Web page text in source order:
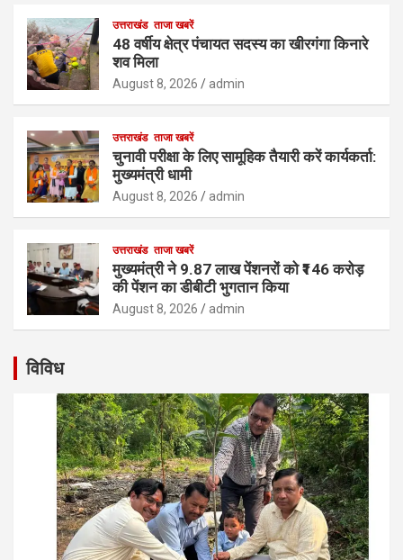
उत्तराखंड ताजा खबरें
48 वर्षीय क्षेत्र पंचायत सदस्य का खीरगंगा किनारे
शव मिला
August 8, 2026 admin
उत्तराखंड ताजा खबरें
चुनावी परीक्षा के लिए सामूहिक तैयारी करें कार्यकर्ता:
मुख्यमंत्री धामी
August 8, 2026 admin
उत्तराखंड ताजा खबरें
मुख्यमंत्री ने 9.87 लाख पेंशनरों को ₹146 करोड़
की पेंशन का डीबीटी भुगतान किया
August 8, 2026 admin
विविध